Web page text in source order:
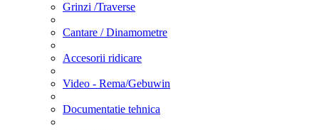
Grinzi /Traverse
Cantare / Dinamometre
Accesorii ridicare
Video - Rema/Gebuwin
Documentatie tehnica